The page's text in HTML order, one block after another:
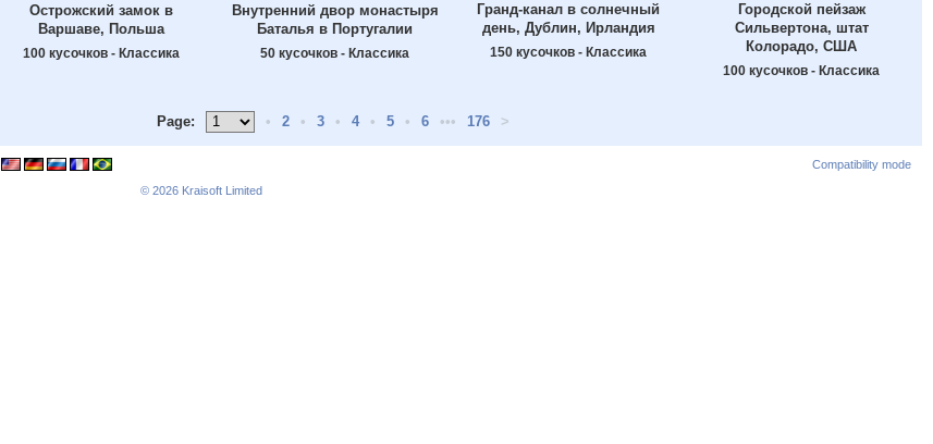
Острожский замок в
Варшаве, Польша
100 кусочков - Классика
Внутренний двор монастыря
Баталья в Португалии
50 кусочков - Классика
Гранд-канал в солнечный
день, Дублин, Ирландия
150 кусочков - Классика
Городской пейзаж
Сильвертона, штат
Колорадо, США
100 кусочков - Классика
Page: • 2 • 3 • 4 • 5 • 6 ••• 176 >
Compatibility mode
© 2026 Kraisoft Limited